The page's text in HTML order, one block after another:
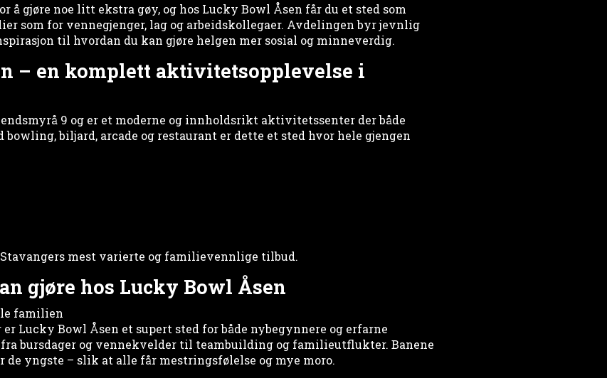
å gjøre noe litt ekstra gøy, og hos Lucky Bowl Åsen får du et sted som
som for vennegjenger, lag og arbeidskollegaer. Avdelingen byr jevnlig
til hvordan du kan gjøre helgen mer sosial og minneverdig.
– en komplett aktivitetsopplevelse i
9 og er et moderne og innholdsrikt aktivitetssenter der både
bowling, biljard, arcade og restaurant er dette et sted hvor hele gjengen
mest varierte og familievennlige tilbud.
gjøre hos Lucky Bowl Åsen
familien
Lucky Bowl Åsen et supert sted for både nybegynnere og erfarne
bursdager og vennekvelder til teambuilding og familieutflukter. Banene
de yngste – slik at alle får mestringsfølelse og mye moro.